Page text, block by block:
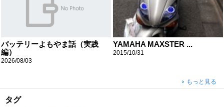
バッテリーよもやま話（実践
編）
2026/08/03
YAMAHA MAXSTER ...
2015/10/31
もっと見る
タグ